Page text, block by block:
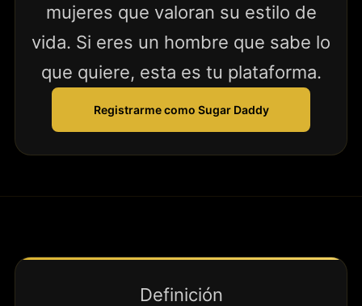
mujeres que valoran su estilo de
vida. Si eres un hombre que sabe lo
que quiere, esta es tu plataforma.
Registrarme como Sugar Daddy
Definición